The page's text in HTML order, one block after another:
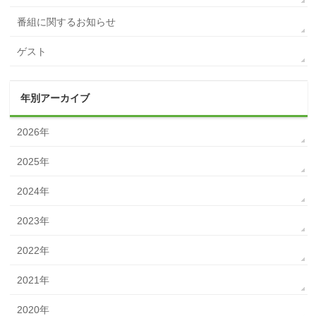
番組に関するお知らせ
ゲスト
年別アーカイブ
2026年
2025年
2024年
2023年
2022年
2021年
2020年